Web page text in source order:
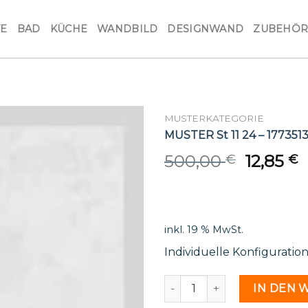
BAD KÜCHE WANDBILD DESIGNWAND ZUBEHÖR
MUSTERKATEGORIE
MUSTER St 11 24 – 1773513
500,00€
Original
12,85€
inkl. 19 % MwSt.
Individuelle Konfiguration
MUSTER St 11 24 - 1773513
IN DEN